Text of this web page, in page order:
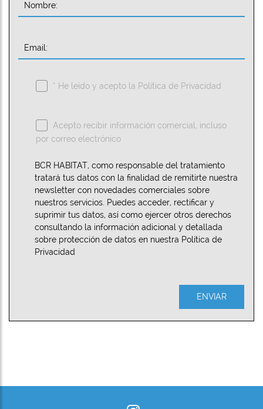
Nombre:
Email:
* He leído y acepto la Política de Privacidad
Acepto recibir información comercial, incluso
por correo electrónico
BCR HABITAT, como responsable del tratamiento
tratará tus datos con la finalidad de remitirte nuestra
newsletter con novedades comerciales sobre
nuestros servicios. Puedes acceder, rectificar y
suprimir tus datos, así como ejercer otros derechos
consultando la información adicional y detallada
sobre protección de datos en nuestra Política de
Privacidad
ENVIAR